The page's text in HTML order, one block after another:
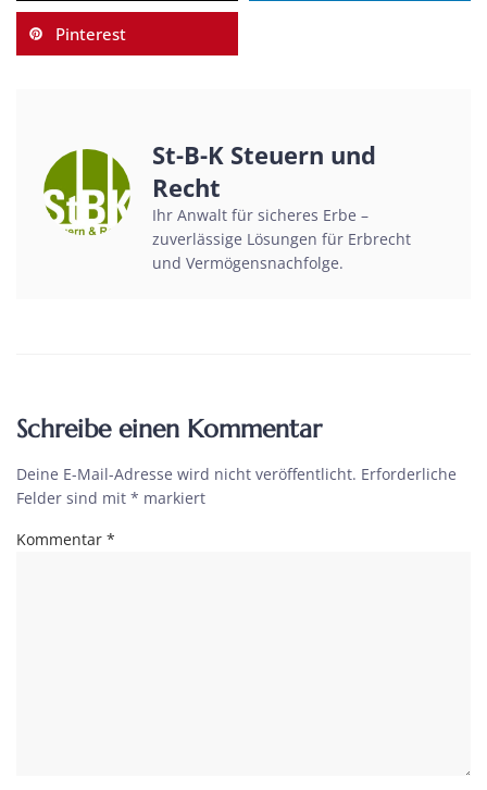
Pinterest
St-B-K Steuern und
Recht
Ihr Anwalt für sicheres Erbe –
zuverlässige Lösungen für Erbrecht
und Vermögensnachfolge.
Schreibe einen Kommentar
Deine E-Mail-Adresse wird nicht veröffentlicht. Erforderliche
Felder sind mit * markiert
Kommentar *